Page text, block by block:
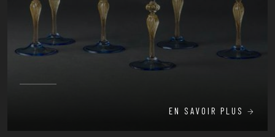
EN SAVOIR PLUS